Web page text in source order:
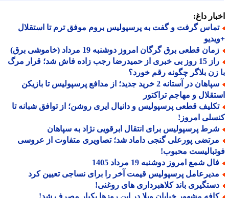
داغ:
گرفت و گفت به پرسپولیس بروم موفق ترم تا استقلال
قطعی برق گرگان امروز دوشنبه 19 مرداد (خاموشی برق)
راز 15 روز بی خبری از حمیدرضا رجب زاده فاش شد؛ قرار مرگ
زن بلاگر چگونه رقم خورد؟
سپاهان در آستانه 2 خرید جدید؛ از مدافع پرسپولیس تا بازیکن
و مهاجم تراکتور
قطعی پرسپولیس و دانیال ایری روشن؛ از توافق شبانه تا
امروز!
پرسپولیس برای انتقال ابرقویی نژاد به سپاهان
پورعلی گنجی داماد شد؛ تصاویری متفاوت از عروسی
محبوب!
شمع امروز دوشنبه 19 مرداد 1405
پرسپولیس قیمت آخر را برای نساجی تعیین کرد
باند کلاهبرداری های روغنی!